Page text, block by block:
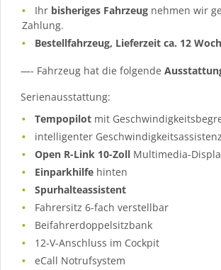
Ihr bisheriges Fahrzeug nehmen wir
Zahlung.
Bestellfahrzeug, Lieferzeit ca. 12
—- Fahrzeug hat die folgende
Serienausstattung:
Tempopilot mit
intelligenter
Open R-Link 10-Zoll Multimedia-
Einparkhilfe hinten
Spurhalteassistent
Fahrersitz 6-fach verstellbar
Beifahrerdoppelsitzbank
12-V-Anschluss im Cockpit
eCall Notrufsystem